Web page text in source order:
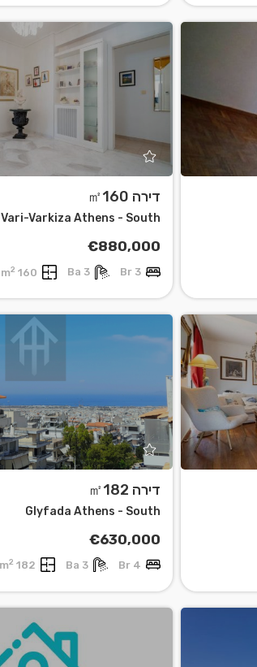
דירה ㎡160
Vari-Varkiza Athens - South
€880,000
3 Br
3 Ba
160 m
2
דירה ㎡182
Glyfada Athens - South
€630,000
4 Br
3 Ba
182 m
2